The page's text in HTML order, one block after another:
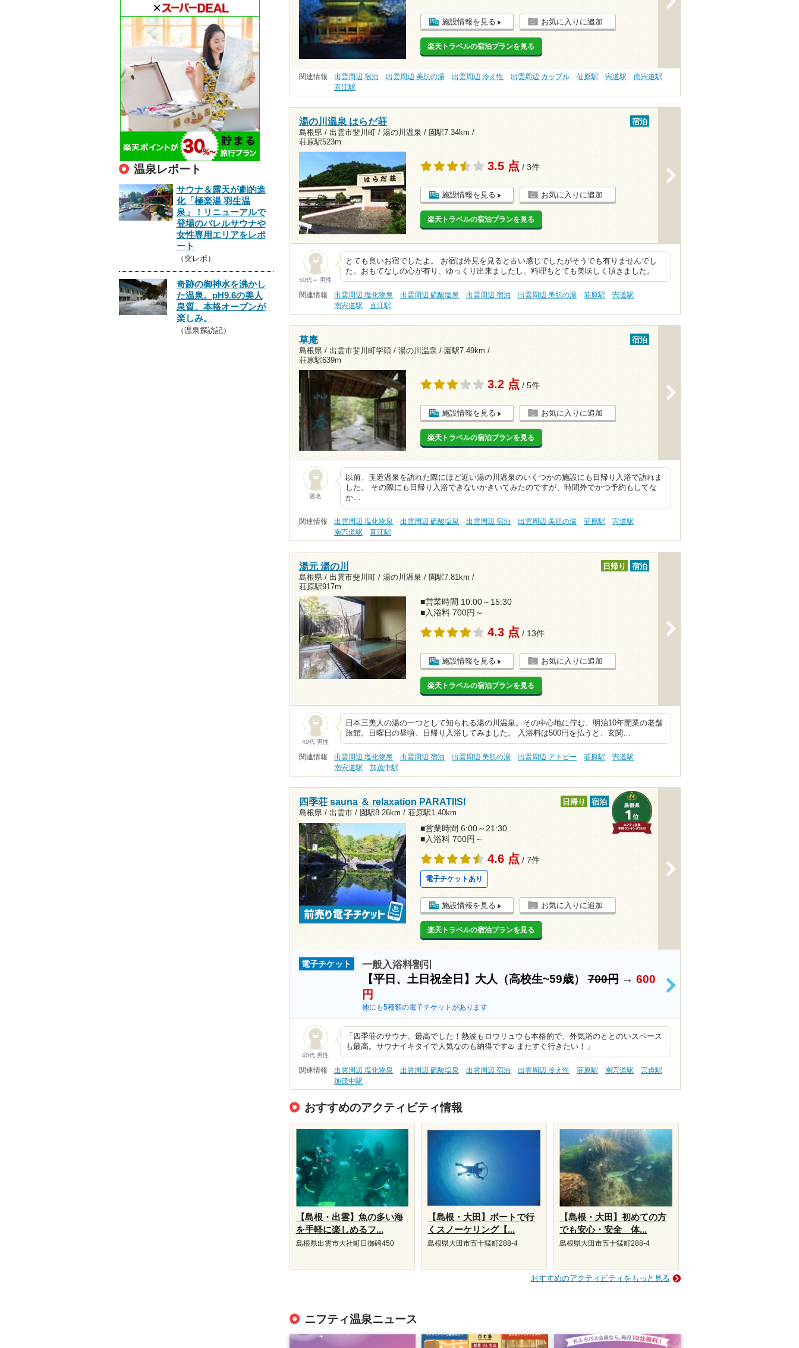
施設情報を見る お気に入りに追加
楽天トラベルの宿泊プランを見る
関連情報 出雲周辺 宿泊 出雲周辺 美肌の湯 出雲周辺 冷え性 出雲周辺 カップル 荘原駅 宍道駅
南宍道駅
直江駅
湯の川温泉 はらだ荘
島根県 / 出雲市斐川町 / 湯の川温泉 / 園駅7.34km /
荘原駅523m
宿泊
3.5 点 / 3件
施設情報を見る お気に入りに追加
楽天トラベルの宿泊プランを見る
50代～ 男性
とても良いお宿でしたよ。 お宿は外見を見ると古い感じでしたがそうでも有りませんでし
た。おもてなしの心が有り、ゆっくり出来ましたし、料理もとても美味しく頂きました。
関連情報 出雲周辺 塩化物泉 出雲周辺 硫酸塩泉 出雲周辺 宿泊 出雲周辺 美肌の湯 荘原駅
宍道駅
南宍道駅
直江駅
草庵
島根県 / 出雲市斐川町学頭 / 湯の川温泉 / 園駅7.49km /
荘原駅639m
宿泊
3.2 点 / 5件
施設情報を見る お気に入りに追加
楽天トラベルの宿泊プランを見る
匿名
以前、玉造温泉を訪れた際にほど近い湯の川温泉のいくつかの施設にも日帰り入浴で訪れま
した。 その際にも日帰り入浴できないかきいてみたのですが、時間外でかつ予約もしてな
か…
関連情報 出雲周辺 塩化物泉 出雲周辺 硫酸塩泉 出雲周辺 宿泊 出雲周辺 美肌の湯 荘原駅
宍道駅
南宍道駅
直江駅
湯元 湯の川
島根県 / 出雲市斐川町 / 湯の川温泉 / 園駅7.81km /
荘原駅917m
日帰り 宿泊
■営業時間 10:00～15:30
■入浴料 700円～
4.3 点 / 13件
施設情報を見る お気に入りに追加
楽天トラベルの宿泊プランを見る
40代 男性
日本三美人の湯の一つとして知られる湯の川温泉。その中心地に佇む、明治10年開業の老舗
旅館。日曜日の昼頃、日帰り入浴してみました。 入浴料は500円を払うと、玄関…
関連情報 出雲周辺 塩化物泉 出雲周辺 宿泊 出雲周辺 美肌の湯 出雲周辺 アトピー 荘原駅
宍道駅
南宍道駅
加茂中駅
四季荘 sauna ＆ relaxation PARATIISI
島根県 / 出雲市 / 園駅8.26km / 荘原駅1.40km
日帰り 宿泊
■営業時間 6:00～21:30
■入浴料 700円～
4.6 点 / 7件
電子チケットあり
施設情報を見る お気に入りに追加
楽天トラベルの宿泊プランを見る
電子チケット 一般入浴料割引
【平日、土日祝全日】大人（高校生~59歳）700円→ 600
円
他にも5種類の電子チケットがあります
>
40代 男性
「四季荘のサウナ、最高でした！熱波もロウリュウも本格的で、外気浴のととのいスペース
も最高。サウナイキタイで人気なのも納得です♨️ またすぐ行きたい！」
関連情報 出雲周辺 塩化物泉 出雲周辺 硫酸塩泉 出雲周辺 宿泊 出雲周辺 冷え性 荘原駅 南宍道駅
宍道駅
加茂中駅
おすすめのアクティビティ情報
【島根・出雲】魚の多い海
を手軽に楽しめるフ...
島根県出雲市大社町日御碕450
【島根・大田】ボートで行
くスノーケリング【...
島根県大田市五十猛町288-4
【島根・大田】初めての方
でも安心・安全 体...
島根県大田市五十猛町288-4
おすすめのアクティビティをもっと見る
ニフティ温泉ニュース
温泉レポート
サウナ＆露天が劇的進
化「極楽湯 羽生温
泉」！リニューアルで
登場のバレルサウナや
女性専用エリアをレポ
ート
（突レポ）
奇跡の御神水を沸かし
た温泉。pH9.6の美人
泉質。本格オープンが
楽しみ。
（温泉探訪記）